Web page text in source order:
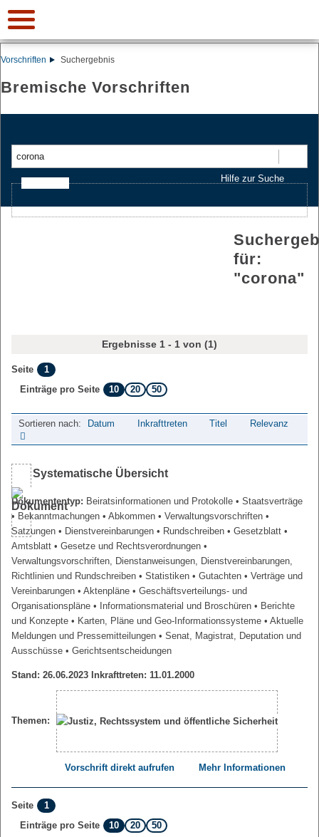
Vorschriften Suchergebnis
Bremische Vorschriften
Hilfe zur Suche
für:
"corona"
Ergebnisse 1 - 1 von (1)
Seite
1
Einträge pro Seite
10 20 50
Sortieren nach: Datum Inkrafttreten Titel Relevanz
Systematische Übersicht
Dokumententyp: Beiratsinformationen und Protokolle • Staatsverträge
• Bekanntmachungen • Abkommen • Verwaltungsvorschriften •
Satzungen • Dienstvereinbarungen • Rundschreiben • Gesetzblatt •
Amtsblatt • Gesetze und Rechtsverordnungen •
Verwaltungsvorschriften, Dienstanweisungen, Dienstvereinbarungen,
Richtlinien und Rundschreiben • Statistiken • Gutachten • Verträge und
Vereinbarungen • Aktenpläne • Geschäftsverteilungs- und
Organisationspläne • Informationsmaterial und Broschüren • Berichte
und Konzepte • Karten, Pläne und Geo-Informationssysteme • Aktuelle
Meldungen und Pressemitteilungen • Senat, Magistrat, Deputation und
Ausschüsse • Gerichtsentscheidungen
Stand: 26.06.2023 Inkrafttreten: 11.01.2000
Themen:
Vorschrift direkt aufrufen Mehr Informationen
Seite
1
Einträge pro Seite
10 20 50